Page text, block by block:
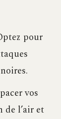
pour
vos
l’air et